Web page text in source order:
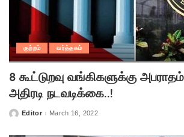
குற்றம் வர்த்தகம்
8 கூட்டுறவு வங்கிகளுக்கு
அதிரடி நடவடிக்கை..!
PostedEditor March 16, 2022